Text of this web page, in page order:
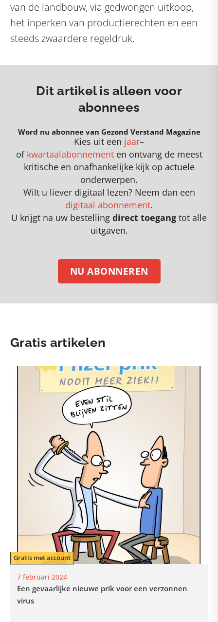
van de landbouw, via gedwongen uitkoop,
het inperken van productierechten en een
steeds zwaardere regeldruk.
Dit artikel is alleen voor
abonnees
Word nu abonnee van Gezond Verstand Magazine
Kies uit een jaar–
of kwartaalabonnementen ontvang de meest
kritische en onafhankelijke kijk op actuele
onderwerpen.
Wilt u liever digitaal lezen? Neem dan een
digitaal abonnement.
U krijgt na uw bestelling direct toegang tot alle
uitgaven.
NU ABONNEREN
Gratis artikelen
7 februari 2024
Gratis met account
Een gevaarlijke nieuwe prik voor een verzonnen
virus